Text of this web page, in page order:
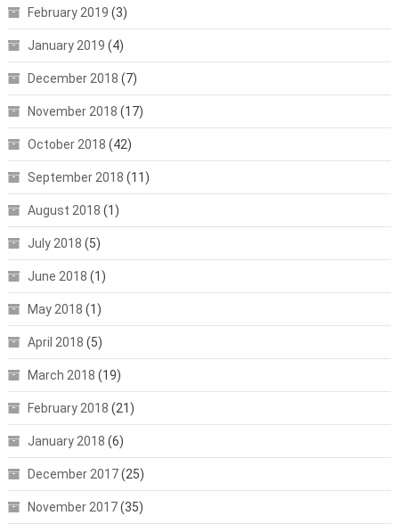
February 2019 (3)
January 2019 (4)
December 2018 (7)
November 2018 (17)
October 2018 (42)
September 2018 (11)
August 2018 (1)
July 2018 (5)
June 2018 (1)
May 2018 (1)
April 2018 (5)
March 2018 (19)
February 2018 (21)
January 2018 (6)
December 2017(25)
November 2017(35)